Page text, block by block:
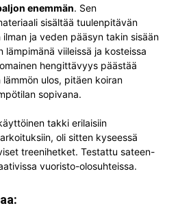
enemmän. Sen
sisältää tuulenpitävän
ja veden pääsyn takin sisään
lämpimänä viileissä ja kosteissa
hengittävyys päästää
ulos, pitäen koiran
sopivana.
takki erilaisiin
oli sitten kyseessä
treenihetket. Testattu sateen-
vuoristo-olosuhteissa.